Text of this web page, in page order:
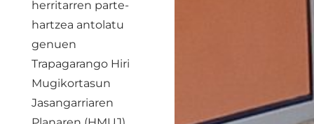
herritarren parte-
hartzea antolatu
genuen
Trapagarango Hiri
Mugikortasun
Jasangarriaren